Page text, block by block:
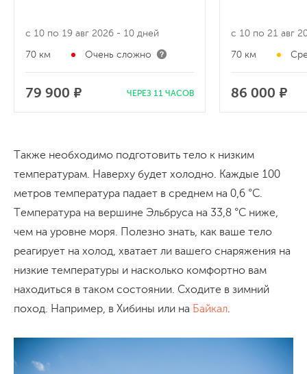
с 10 по 19 авг 2026 - 10 дней
70 км Очень сложно
79 900 ₽ ЧЕРЕЗ 11 ЧАСОВ
с 10 по 21 авг
70 км
86 000 ₽
Также необходимо подготовить тело к низким
температурам. Наверху будет холодно. Каждые 100
метров температура падает в среднем на 0,6 °C.
Температура на вершине Эльбруса на 33,8 °C ниже,
чем на уровне моря. Полезно знать, как ваше тело
реагирует на холод, хватает ли вашего снаряжения на
низкие температуры и насколько комфортно вам
находиться в таком состоянии. Сходите в зимний
поход. Например, в Хибины или на Байкал.